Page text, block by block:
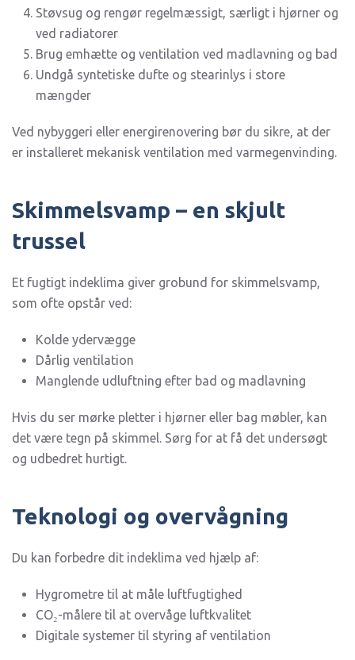
Støvsug og rengør regelmæssigt, særligt i hjørner og
ved radiatorer
Brug emhætte og ventilation ved madlavning og bad
Undgå syntetiske dufte og stearinlys i store
mængder
Ved nybyggeri eller energirenovering bør du sikre, at der
er installeret mekanisk ventilation med varmegenvinding.
Skimmelsvamp – en skjult
trussel
Et fugtigt indeklima giver grobund for skimmelsvamp,
som ofte opstår ved:
Kolde ydervægge
Dårlig ventilation
Manglende udluftning efter bad og madlavning
Hvis du ser mørke pletter i hjørner eller bag møbler, kan
det være tegn på skimmel. Sørg for at få det undersøgt
og udbedret hurtigt.
Teknologi og overvågning
Du kan forbedre dit indeklima ved hjælp af:
Hygrometre til at måle luftfugtighed
CO₂-målere til at overvåge luftkvalitet
Digitale systemer til styring af ventilation